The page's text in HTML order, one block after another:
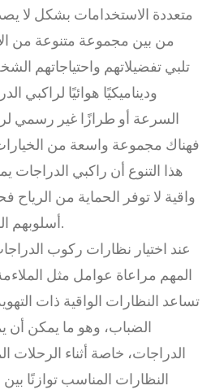
متعددة الاستخدامات بشكل لا
من بين مجموعة متنوعة من
تلبي تفضيلاتهم واحتياجاتهم
وديناميكيًا هوائيًا لراكبي
السرعة أو طرازًا غير رسمي
فهناك مجموعة واسعة من
هذا التنوع أن راكبي الدراجات
واقية لا توفر الحماية من
أسلوبهم الفريد وتفضيلاتهم المريحة.
عند اختيار نظارات ركوب
المهم مراعاة عوامل مثل
تساعد النظارات الواقية ذات
الضباب، وهو ما يمكن أن
الدراجات، خاصة أثناء
النظارات المناسب توازنًا